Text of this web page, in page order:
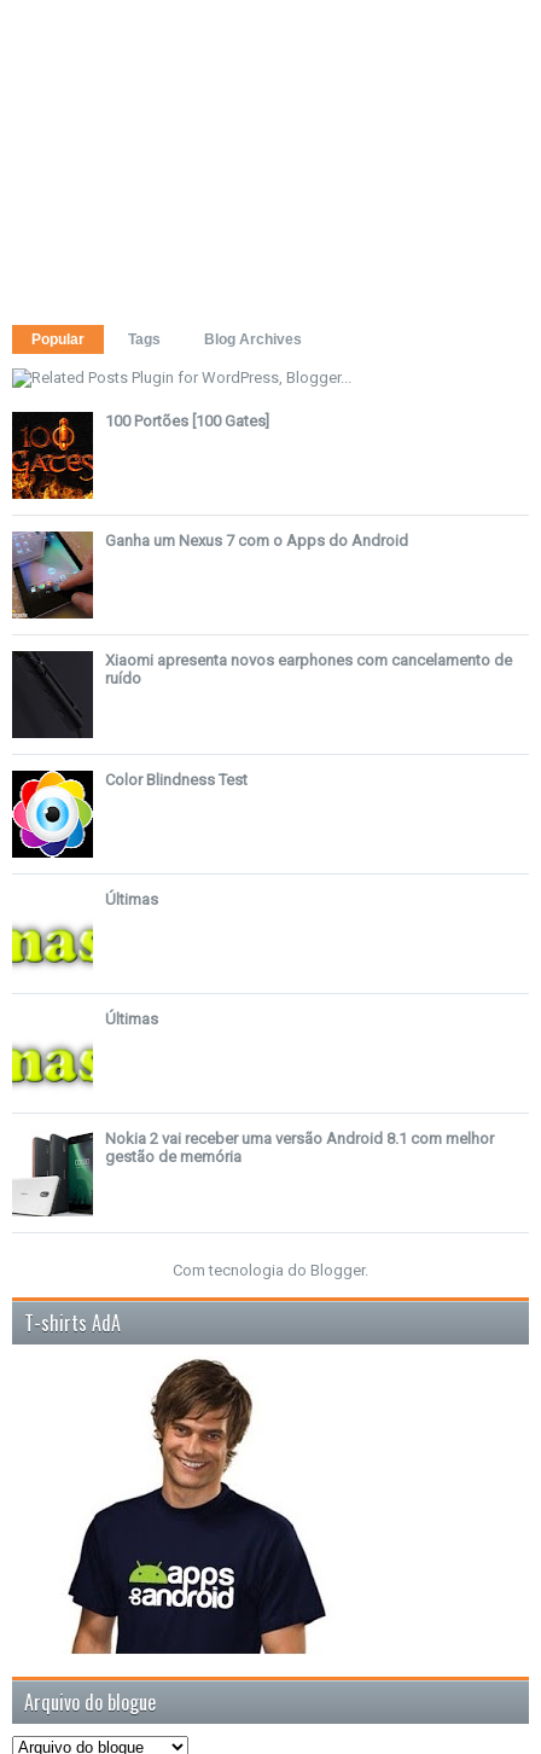
Popular Tags Blog Archives
100 Portões [100 Gates]
Ganha um Nexus 7 com o Apps do Android
Xiaomi apresenta novos earphones com cancelamento de
ruído
Color Blindness Test
Últimas
Últimas
Nokia 2 vai receber uma versão Android 8.1 com melhor
gestão de memória
Com tecnologia do Blogger.
T-shirts AdA
Arquivo do blogue